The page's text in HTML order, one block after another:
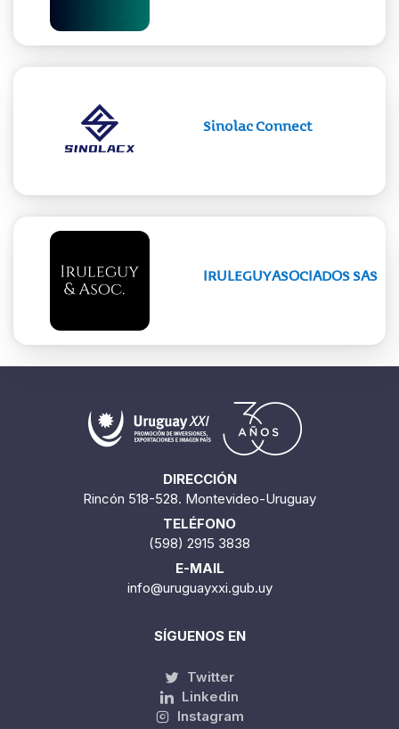
Sinolac Connect
IRULEGUY ASOCIADOS SAS
DIRECCIÓN
Rincón 518-528. Montevideo-Uruguay
TELÉFONO
(598) 2915 3838
E-MAIL
info@uruguayxxi.gub.uy
SÍGUENOS EN
Twitter
Linkedin
Instagram